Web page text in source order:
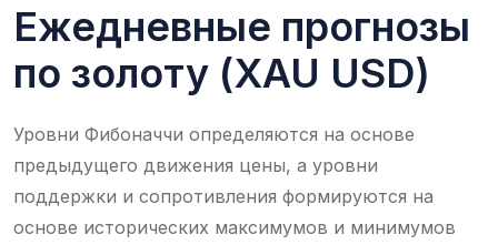
Ежедневные прогнозы
по золоту (XAU USD)
Уровни Фибоначчи определяются на основе
предыдущего движения цены, а уровни
поддержки и сопротивления формируются на
основе исторических максимумов и минимумов